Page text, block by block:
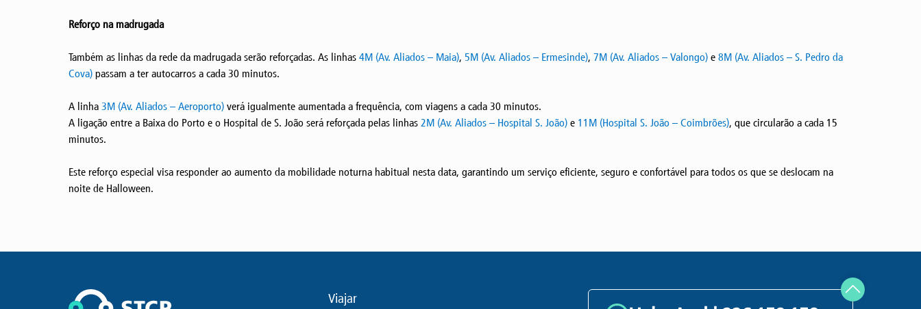
Reforço na madrugada
Também as linhas da rede da madrugada serão reforçadas. As linhas 4M (Av. Aliados – Maia), 5M (Av. Aliados – Ermesinde), 7M (Av. Aliados – Valongo)e 8M (Av. Aliados – S. Pedro da
Cova)passam a ter autocarros a cada 30 minutos.
A linha 3M (Av. Aliados – Aeroporto)verá igualmente aumentada a frequência, com viagens a cada 30 minutos.
A ligação entre a Baixa do Porto e o Hospital de S. João será reforçada pelas linhas 2M (Av. Aliados – Hospital S. João)e 11M (Hospital S. João – Coimbrões), que circularão a cada 15
minutos.
Este reforço especial visa responder ao aumento da mobilidade noturna habitual nesta data, garantindo um serviço eficiente, seguro e confortável para todos os que se deslocam na
noite de Halloween.
Viajar